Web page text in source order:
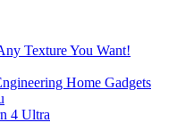
Texture You Want!
Home Gadgets
4 Ultra